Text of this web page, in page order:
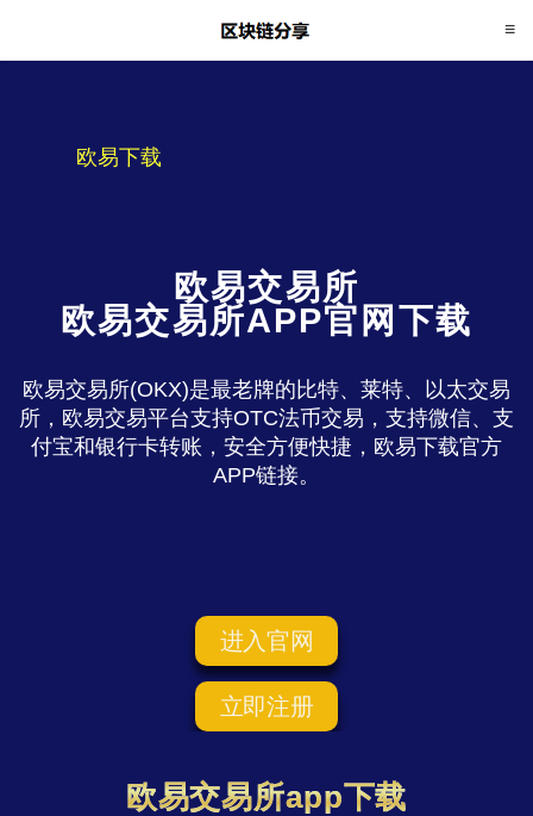
欧易下载
欧易交易所
欧易交易所APP官网下载
欧易交易所(OKX)是最老牌的比特、莱特、以太交易
所，欧易交易平台支持OTC法币交易，支持微信、支
付宝和银行卡转账，安全方便快捷，欧易下载官方
APP链接。
进入官网
立即注册
欧易交易所app下载